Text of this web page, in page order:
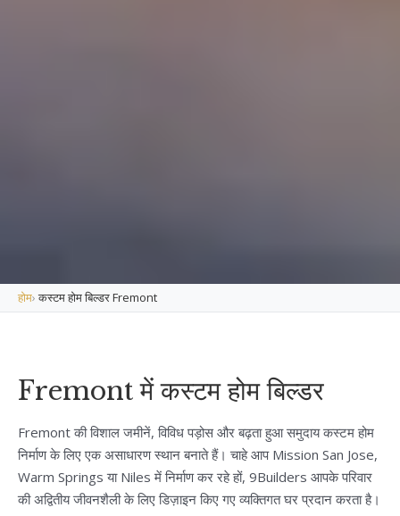
होम›कस्टम होम बिल्डर Fremont
Fremont में कस्टम होम बिल्डर
Fremont की विशाल जमीनें, विविध पड़ोस और बढ़ता हुआ समुदाय कस्टम होम
निर्माण के लिए एक असाधारण स्थान बनाते हैं। चाहे आप Mission San Jose,
Warm Springs या Niles में निर्माण कर रहे हों, 9Builders आपके परिवार
की अद्वितीय जीवनशैली के लिए डिज़ाइन किए गए व्यक्तिगत घर प्रदान करता है।